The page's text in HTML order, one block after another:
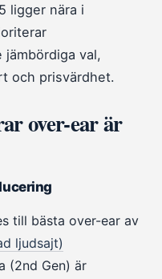
ligger nära i
val,
och prisvärdhet.
over-ear är
till bästa over-ear av
ljudsajt)
(2nd Gen) är